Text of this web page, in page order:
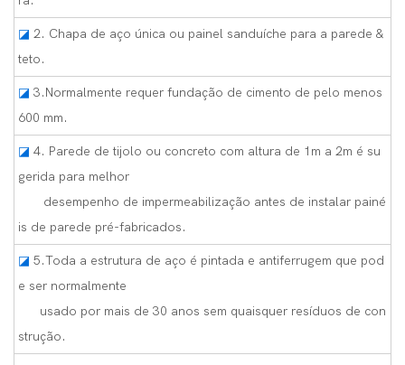
◪ 2. Chapa de aço única ou painel sanduíche para a parede &
teto.
◪ 3.Normalmente requer fundação de cimento de pelo menos
600 mm.
◪ 4. Parede de tijolo ou concreto com altura de 1m a 2m é su
gerida para melhor
desempenho de impermeabilização antes de instalar painé
is de parede pré-fabricados.
◪ 5.Toda a estrutura de aço é pintada e antiferrugem que pod
e ser normalmente
usado por mais de 30 anos sem quaisquer resíduos de con
strução.